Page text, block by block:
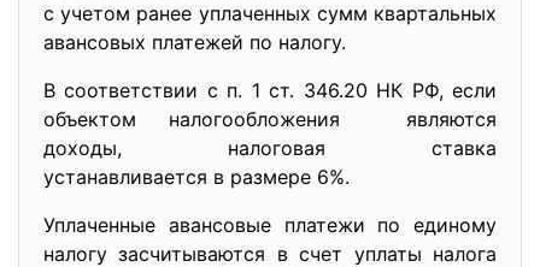
с учетом ранее уплаченных сумм квартальных
авансовых платежей по налогу.
В соответствии с п. 1 ст. 346.20 НК РФ, если
объектом налогообложения являются
доходы, налоговая ставка
устанавливается в размере 6%.
Уплаченные авансовые платежи по единому
налогу засчитываются в счет уплаты налога